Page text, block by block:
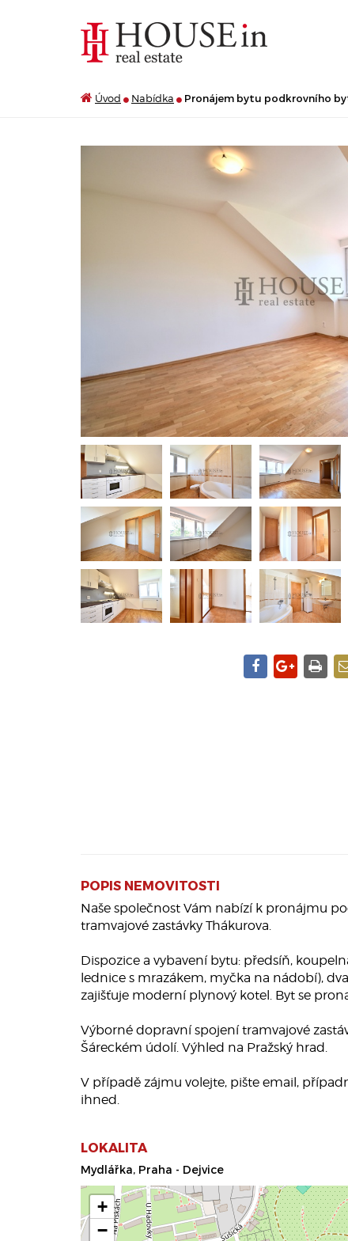
Úvod Nabídka Pronájem bytu podkrovního
POPIS NEMOVITOSTI
Naše společnost Vám nabízí k pronájmu
tramvajové zastávky Thákurova.
Dispozice a vybavení bytu: předsíň,
lednice s mrazákem, myčka na nádobí),
zajišťuje moderní plynový kotel. Byt se
Výborné dopravní spojení tramvajové
Šáreckém údolí. Výhled na Pražský hrad.
V případě zájmu volejte, pište email,
ihned.
LOKALITA
Mydlářka, Praha - Dejvice
+
−